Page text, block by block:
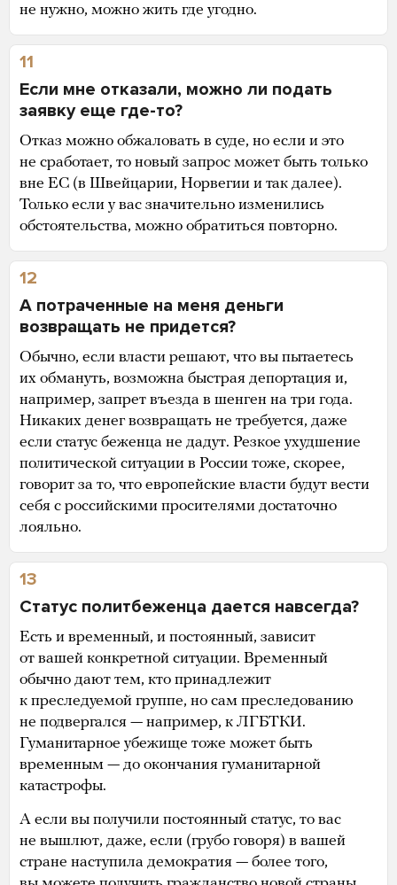
не нужно, можно жить где угодно.
11
Если мне отказали, можно ли подать
заявку еще где-то?
Отказ можно обжаловать в суде, но если и это
не сработает, то новый запрос может быть только
вне ЕС (в Швейцарии, Норвегии и так далее).
Только если у вас значительно изменились
обстоятельства, можно обратиться повторно.
12
А потраченные на меня деньги
возвращать не придется?
Обычно, если власти решают, что вы пытаетесь
их обмануть, возможна быстрая депортация и,
например, запрет въезда в шенген на три года.
Никаких денег возвращать не требуется, даже
если статус беженца не дадут. Резкое ухудшение
политической ситуации в России тоже, скорее,
говорит за то, что европейские власти будут вести
себя с российскими просителями достаточно
лояльно.
13
Статус политбеженца дается навсегда?
Есть и временный, и постоянный, зависит
от вашей конкретной ситуации. Временный
обычно дают тем, кто принадлежит
к преследуемой группе, но сам преследованию
не подвергался — например, к ЛГБТКИ.
Гуманитарное убежище тоже может быть
временным — до окончания гуманитарной
катастрофы.
А если вы получили постоянный статус, то вас
не вышлют, даже, если (грубо говоря) в вашей
стране наступила демократия — более того,